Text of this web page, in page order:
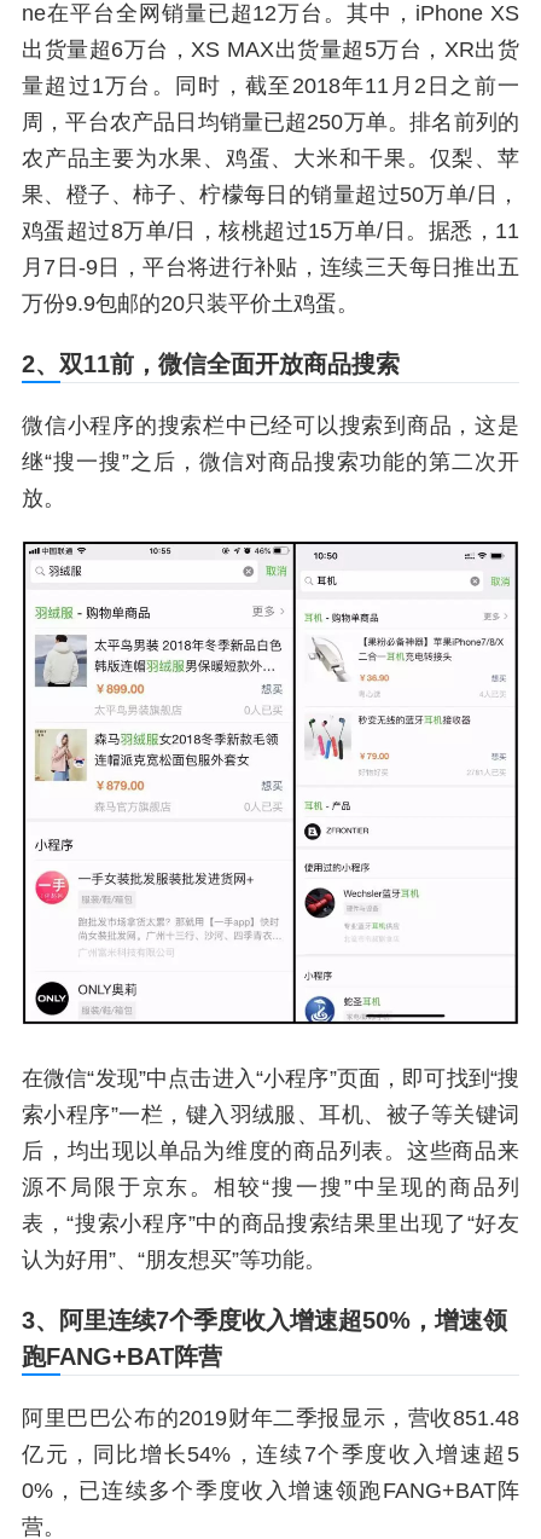
ne在平台全网销量已超12万台。其中，iPhone XS
出货量超6万台，XS MAX出货量超5万台，XR出货
量超过1万台。同时，截至2018年11月2日之前一
周，平台农产品日均销量已超250万单。排名前列的
农产品主要为水果、鸡蛋、大米和干果。仅梨、苹
果、橙子、柿子、柠檬每日的销量超过50万单/日，
鸡蛋超过8万单/日，核桃超过15万单/日。据悉，11
月7日-9日，平台将进行补贴，连续三天每日推出五
万份9.9包邮的20只装平价土鸡蛋。
2、双11前，微信全面开放商品搜索
微信小程序的搜索栏中已经可以搜索到商品，这是
继“搜一搜”之后，微信对商品搜索功能的第二次开
放。
在微信“发现”中点击进入“小程序”页面，即可找到“搜
索小程序”一栏，键入羽绒服、耳机、被子等关键词
后，均出现以单品为维度的商品列表。这些商品来
源不局限于京东。相较“搜一搜”中呈现的商品列
表，“搜索小程序”中的商品搜索结果里出现了“好友
认为好用”、“朋友想买”等功能。
3、阿里连续7个季度收入增速超50%，增速领
跑FANG+BAT阵营
阿里巴巴公布的2019财年二季报显示，营收851.48
亿元，同比增长54%，连续7个季度收入增速超5
0%，已连续多个季度收入增速领跑FANG+BAT阵
营。